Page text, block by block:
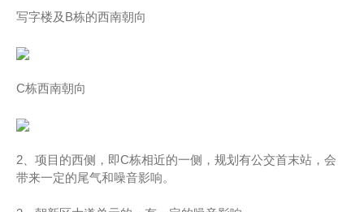
写字楼及B栋的西南朝向
C栋西南朝向
2、项目的西侧，即C栋相近的一侧，规划有公交首末站，会
带来一定的尾气和噪音影响。